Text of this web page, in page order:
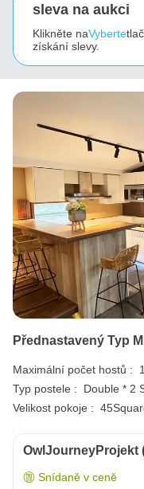
sleva na aukci
Klikněte naVyberte
získání slevy.
Přednastavený Typ
Maximální počet hostů :
Typ postele :
Double * 2
Velikost pokoje :
OwlJourneyProjekt
Snídaně v ceně